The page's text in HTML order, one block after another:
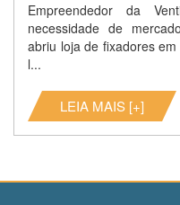
Empreendedor da
necessidade de
abriu loja de fixadores
l...
LEIA MAIS [+]